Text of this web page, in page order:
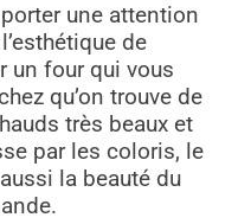
une attention
de
un four qui vous
qu’on trouve de
très beaux et
par les coloris, le
la beauté du